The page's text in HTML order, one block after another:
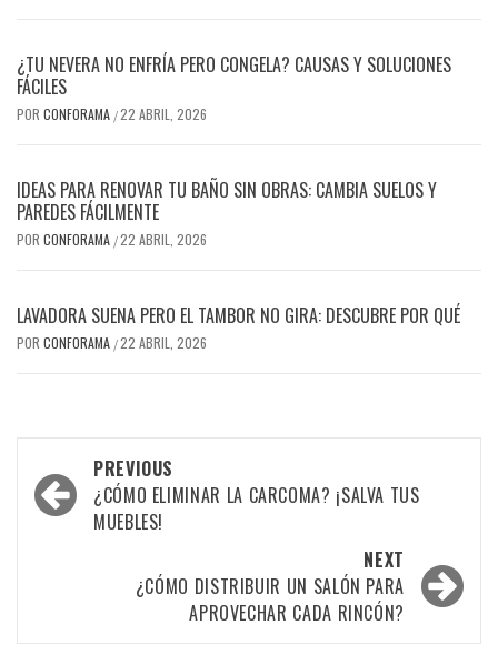
¿TU NEVERA NO ENFRÍA PERO CONGELA? CAUSAS Y SOLUCIONES
FÁCILES
POR CONFORAMA /22 ABRIL, 2026
IDEAS PARA RENOVAR TU BAÑO SIN OBRAS: CAMBIA SUELOS Y
PAREDES FÁCILMENTE
POR CONFORAMA /22 ABRIL, 2026
LAVADORA SUENA PERO EL TAMBOR NO GIRA: DESCUBRE POR QUÉ
POR CONFORAMA /22 ABRIL, 2026
Post
navigation
PREVIOUS
¿CÓMO ELIMINAR LA CARCOMA? ¡SALVA TUS
MUEBLES!
NEXT
¿CÓMO DISTRIBUIR UN SALÓN PARA
APROVECHAR CADA RINCÓN?